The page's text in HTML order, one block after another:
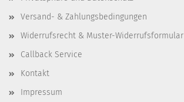
Versand- & Zahlungsbedingungen
Widerrufsrecht & Muster-Widerrufsformular
Callback Service
Kontakt
Impressum